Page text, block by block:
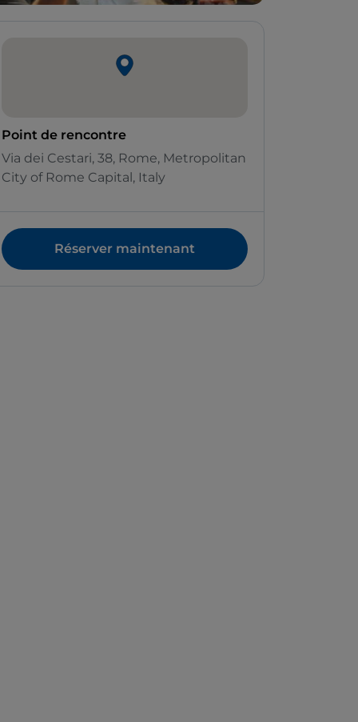
Point de rencontre
Via dei Cestari, 38, Rome, Metropolitan
City of Rome Capital, Italy
Réserver maintenant